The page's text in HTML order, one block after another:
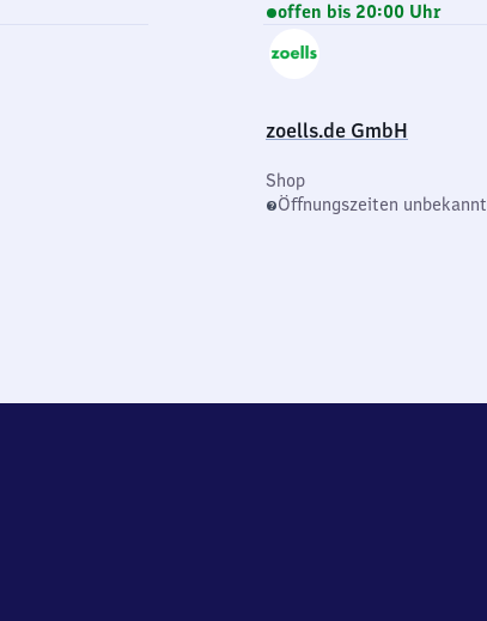
offen bis 20:00 Uhr
zoells.de GmbH
Shop
Öffnungszeiten unbekannt